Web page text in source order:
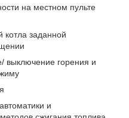
на местном пульте
котла заданной
выключение горения и
и